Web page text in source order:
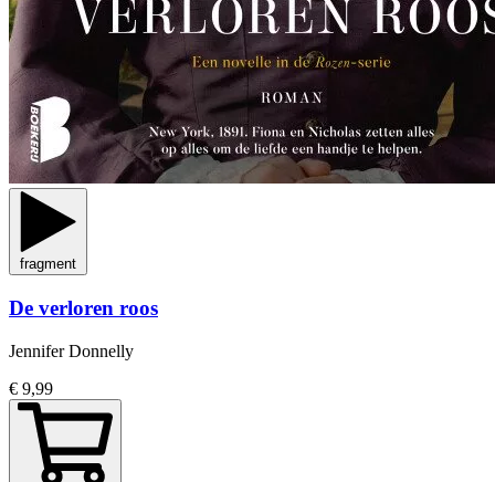
fragment
De verloren roos
Jennifer Donnelly
€ 9,99